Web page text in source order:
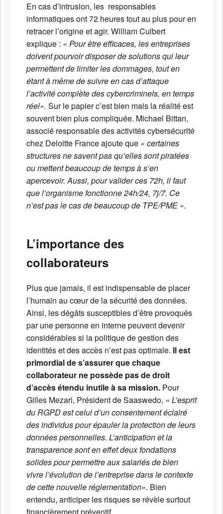
En cas d’intrusion, les responsables
informatiques ont 72 heures tout au plus pour en
retracer l’origine et agir. William Culbert
explique : « Pour être efficaces, les entreprises
doivent pourvoir disposer de solutions qui leur
permettent de limiter les dommages, tout en
étant à même de suivre en cas d’attaque
l’activité complète des cybercriminels, en temps
réel». Sur le papier c’est bien mais la réalité est
souvent bien plus compliquée. Michael Bittan,
associé responsable des activités cybersécurité
chez Deloitte France ajoute que « certaines
structures ne savent pas qu’elles sont piratées
ou mettent beaucoup de temps à s’en
apercevoir. Aussi, pour valider ces 72h, il faut
que l’organisme fonctionne 24h/24, 7j/7. Ce
n’est pas le cas de beaucoup de TPE/PME ».
L’importance des
collaborateurs
Plus que jamais, il est indispensable de placer
l’humain au cœur de la sécurité des données.
Ainsi, les dégâts susceptibles d’être provoqués
par une personne en interne peuvent devenir
considérables si la politique de gestion des
identités et des accès n’est pas optimale. Il est
primordial de s’assurer que chaque
collaborateur ne possède pas de droit
d’accès étendu inutile à sa mission. Pour
Gilles Mezari, Président de Saaswedo, « L’esprit
du RGPD est celui d’un consentement éclairé
des individus pour épauler la protection de leurs
données personnelles. L’anticipation et la
transparence sont en effet deux fondations
solides pour permettre aux salariés de bien
vivre l’évolution de l’entreprise dans le contexte
de cette nouvelle réglementation». Bien
entendu, anticiper les risques se révèle surtout